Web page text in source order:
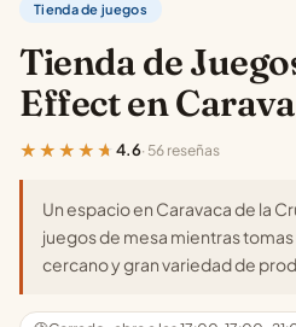
Tienda de juegos
Tienda de
Effect en
★★★★★ 4.6· 56 reseñas
Un espacio en Caravaca de la
juegos de mesa mientras
cercano y gran variedad de